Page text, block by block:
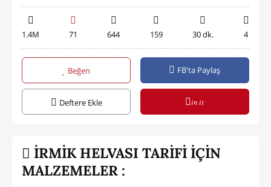
1.4M 71 644 159 30 dk. 4
Beğen FB'ta Paylaş
Deftere Ekle in it
İRMİK HELVASI TARİFİ İÇİN
MALZEMELER :